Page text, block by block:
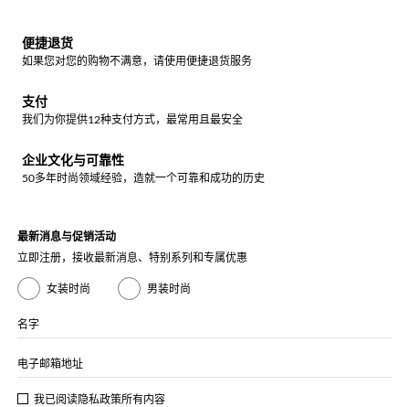
便捷退货
如果您对您的购物不满意，请使用便捷退货服务
支付
我们为你提供12种支付方式，最常用且最安全
企业文化与可靠性
50多年时尚领域经验，造就一个可靠和成功的历史
最新消息与促销活动
立即注册，接收最新消息、特别系列和专属优惠
女装时尚 男装时尚
名字
电子邮箱地址
我已阅读隐私政策所有内容